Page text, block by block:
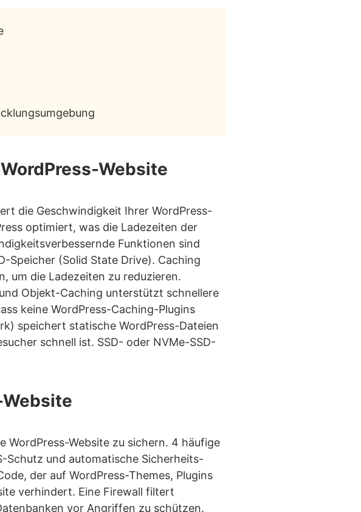
Website
die Geschwindigkeit Ihrer WordPress-
optimiert, was die Ladezeiten der
Funktionen sind
Speicher (Solid State Drive). Caching
um die Ladezeiten zu reduzieren.
Objekt-Caching unterstützt schnellere
keine WordPress-Caching-Plugins
speichert statische WordPress-Dateien
schnell ist. SSD- oder NVMe-SSD-
Website zu sichern. 4 häufige
Schutz und automatische Sicherheits-
der auf WordPress-Themes, Plugins
verhindert. Eine Firewall filtert
vor Angriffen zu schützen.